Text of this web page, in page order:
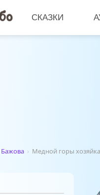
СКАЗКИ
Бажова › Медной горы хозяйка